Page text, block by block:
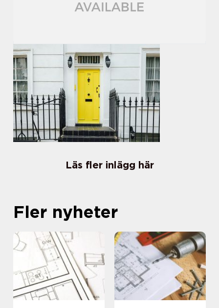
Läs fler inlägg här
Fler nyheter